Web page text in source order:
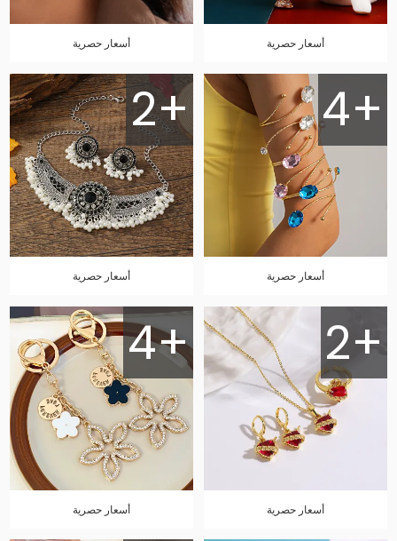
أسعار حصرية أسعار حصرية
4+
أسعار حصرية
2+
أسعار حصرية
2+
أسعار حصرية
4+
أسعار حصرية